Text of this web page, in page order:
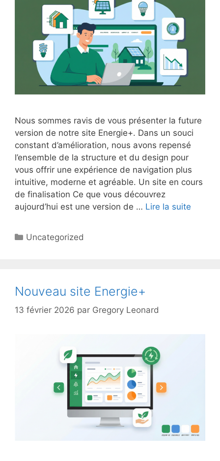
Nous sommes ravis de vous présenter la future
version de notre site Energie+. Dans un souci
constant d’amélioration, nous avons repensé
l’ensemble de la structure et du design pour
vous offrir une expérience de navigation plus
intuitive, moderne et agréable. Un site en cours
de finalisation Ce que vous découvrez
aujourd’hui est une version de … Lire la suite
Catégories
Uncategorized
Nouveau site Energie+
13 février 2026 par Gregory Leonard